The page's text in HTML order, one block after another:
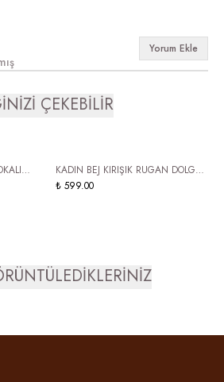
Yorum Ekle
ÇEKEBİLİR
ÜCRETSİZ KARGO
KADIN BEJ KIRIŞIK RUGAN DOLGU
TOPUK SANDALET BİLEKTEN
₺ 599.00